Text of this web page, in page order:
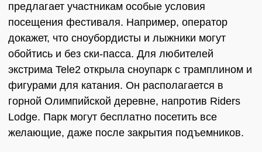
предлагает участникам особые условия
посещения фестиваля. Например, оператор
докажет, что сноубордисты и лыжники могут
обойтись и без ски-пасса. Для любителей
экстрима Tele2 открыла сноупарк с трамплином и
фигурами для катания. Он располагается в
горной Олимпийской деревне, напротив Riders
Lodge. Парк могут бесплатно посетить все
желающие, даже после закрытия подъемников.